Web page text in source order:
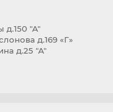
д.150 "А"
д.169 «Г»
д.25 "А"